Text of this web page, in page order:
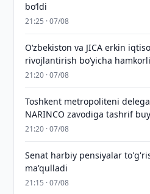
bo‘ldi
21:25 · 07/08
Oʻzbekiston va JICA erkin
rivojlantirish boʻyicha
21:20 · 07/08
Toshkent metropoliteni
NARINCO zavodiga tashrif
21:20 · 07/08
Senat harbiy pensiyalar
ma'qulladi
21:15 · 07/08